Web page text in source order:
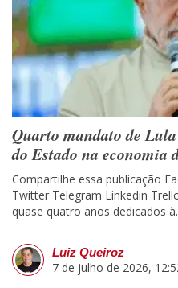
Quarto mandato de
do Estado na
Compartilhe essa publicação
Twitter Telegram Linkedin
quase quatro anos dedicados
Luiz Queiroz
7 de julho de 2026,